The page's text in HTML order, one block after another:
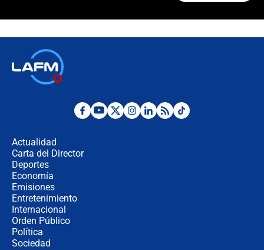
Las razones para escoger al nuevo
Actualidad
Carta del Director
Deportes
Economía
Emisiones
Entretenimiento
Internacional
Orden Público
Política
Sociedad